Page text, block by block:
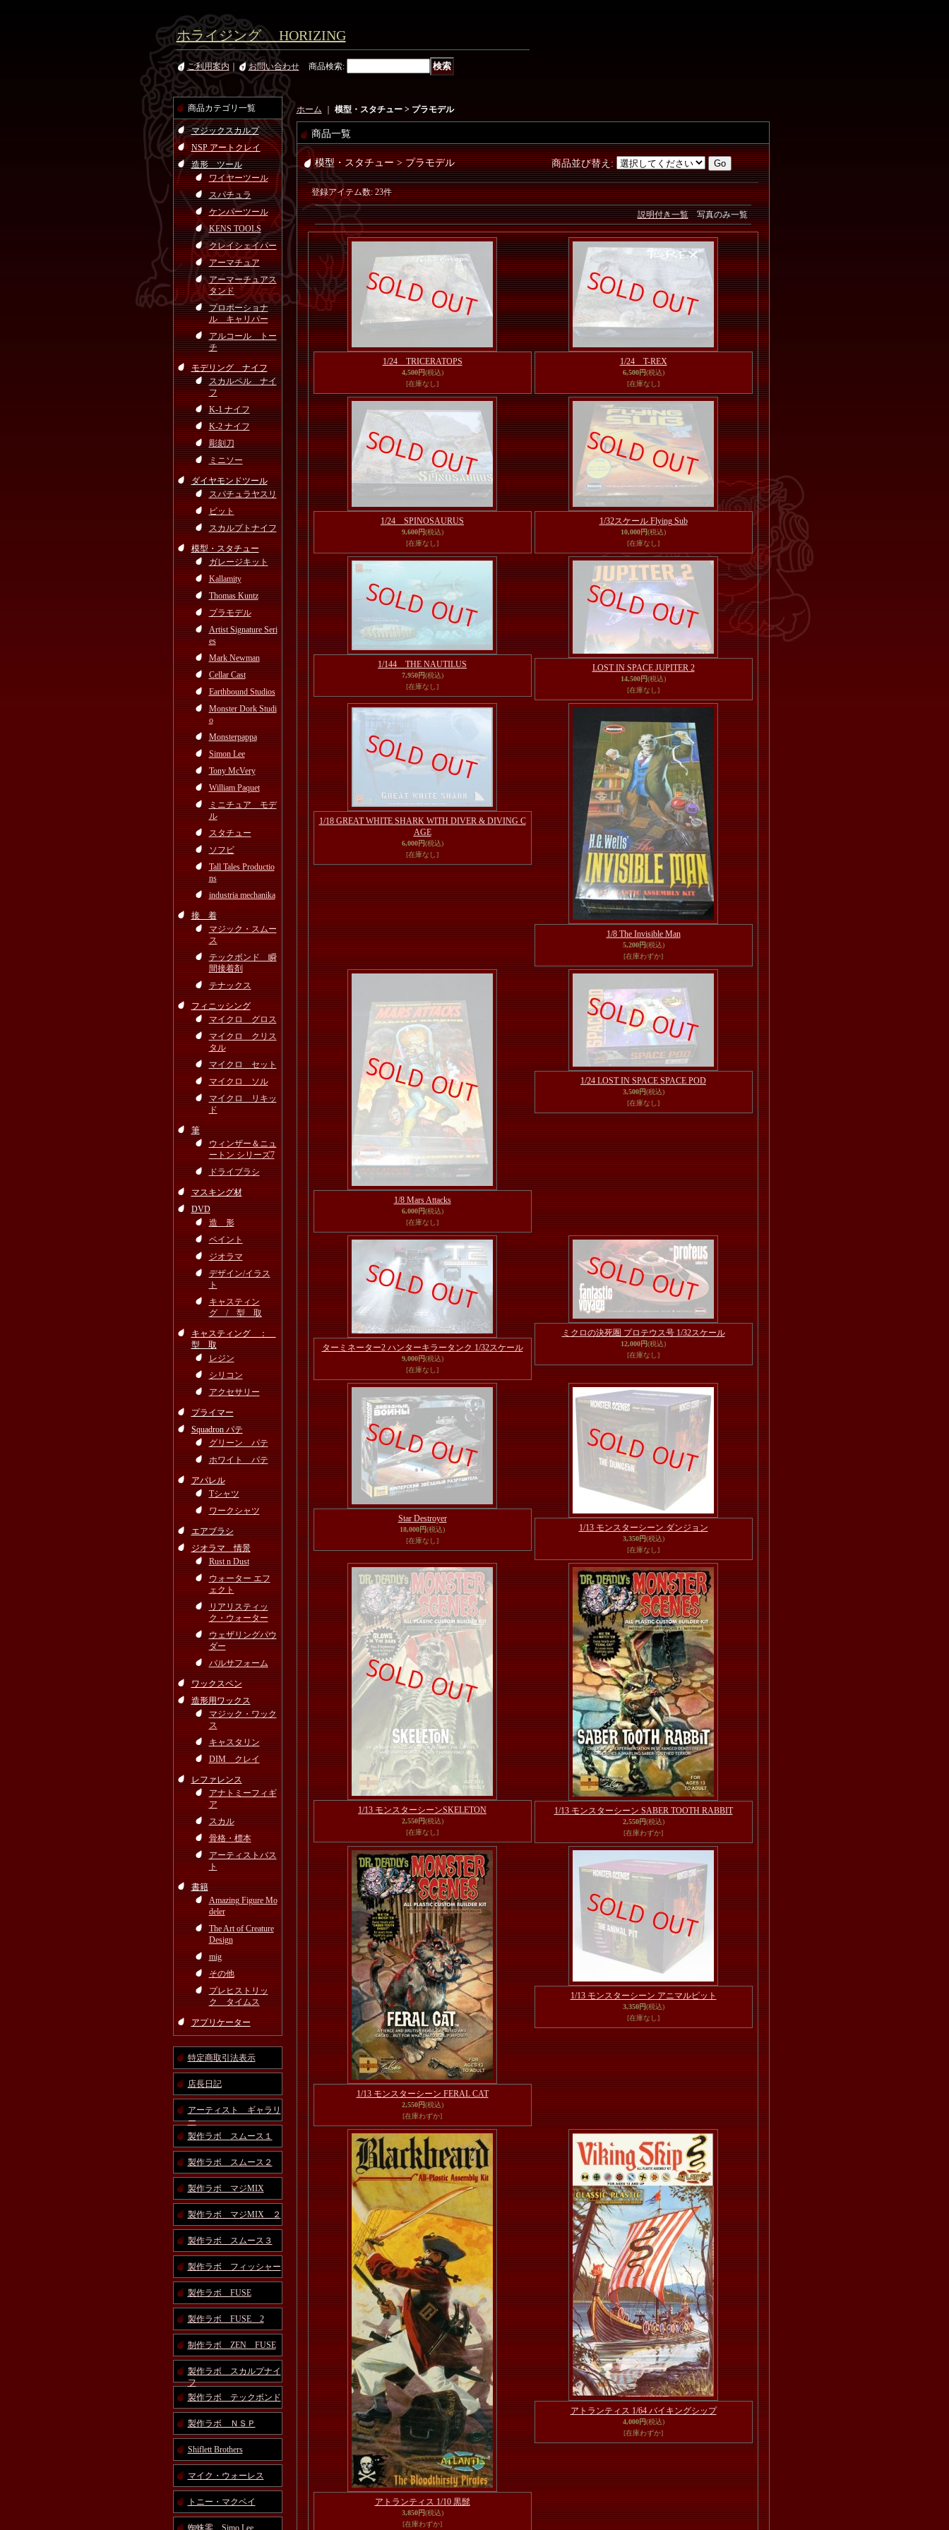
ホライジング HORIZING
ご利用案内 お問い合わせ 商品検索:
商品カテゴリ一覧
マジックスカルプ
NSP アートクレイ
造形 ツール
ワイヤーツール
スパチュラ
ケンパーツール
KENS TOOLS
クレイシェイパー
アーマチュア
アーマーチュアス
タンド
プロポーショナ
ル キャリパー
アルコール トー
チ
モデリング ナイフ
スカルペル ナイ
フ
K-1 ナイフ
K-2 ナイフ
彫刻刀
ミニソー
ダイヤモンドツール
スパチュラヤスリ
ビット
スカルプトナイフ
模型・スタチュー
ガレージキット
Kallamity
Thomas Kuntz
プラモデル
Artist Signature Seri
es
Mark Newman
Cellar Cast
Earthbound Studios
Monster Dork Studi
o
Monsterpappa
Simon Lee
Tony McVery
William Paquet
ミニチュア モデ
ル
スタチュー
ソフビ
Tall Tales Productio
ns
industria mechanika
接 着
マジック・スムー
ス
テックボンド 瞬
間接着剤
テナックス
フィニッシング
マイクロ グロス
マイクロ クリス
タル
マイクロ セット
マイクロ ソル
マイクロ リキッ
ド
筆
ウィンザー＆ニュ
ートン シリーズ7
ドライブラシ
マスキング材
DVD
造 形
ペイント
ジオラマ
デザイン/イラス
ト
キャスティン
グ / 型 取
キャスティング ：
型 取
レジン
シリコン
アクセサリー
プライマー
Squadron パテ
グリーン パテ
ホワイト パテ
アパレル
Tシャツ
ワークシャツ
エアブラシ
ジオラマ 情景
Rust n Dust
ウォーター エフ
ェクト
リアリスティッ
ク・ウォーター
ウェザリングパウ
ダー
バルサフォーム
ワックスペン
造形用ワックス
マジック・ワック
ス
キャスタリン
DIM クレイ
レファレンス
アナトミーフィギ
ア
スカル
骨格・標本
アーティストバス
ト
書籍
Amazing Figure Mo
deler
The Art of Creature
Design
mig
その他
プレヒストリッ
ク タイムス
アプリケーター
特定商取引法表示
店長日記
アーティスト ギャラリ
ー
製作ラボ スムース１
製作ラボ スムース２
製作ラボ マジMIX
製作ラボ マジMIX ２
製作ラボ スムース３
製作ラボ フィッシャー
製作ラボ FUSE
製作ラボ FUSE 2
制作ラボ ZEN FUSE
製作ラボ スカルプナイ
フ
製作ラボ テックボンド
製作ラボ ＮＳＰ
Shiflett Brothers
マイク・ウォーレス
トニー・マクベイ
蜘蛛零 Simo Lee
ホーム 模型・スタチュー > プラモデル
商品一覧
模型・スタチュー > プラモデル 商品並び替え:
登録アイテム数:23件
説明付き一覧写真のみ一覧
1/24 TRICERATOPS
4,500円(税込)
[在庫なし]
1/24 T-REX
6,500円(税込)
[在庫なし]
1/24 SPINOSAURUS
9,600円(税込)
[在庫なし]
1/32スケール Flying Sub
10,000円(税込)
[在庫なし]
1/144 THE NAUTILUS
7,950円(税込)
[在庫なし]
LOST IN SPACE JUPITER 2
14,500円(税込)
[在庫なし]
1/18 GREAT WHITE SHARK WITH DIVER & DIVING C
AGE
6,000円(税込)
[在庫なし]
1/8 The Invisible Man
5,200円(税込)
[在庫わずか]
1/8 Mars Attacks
6,000円(税込)
[在庫なし]
1/24 LOST IN SPACE SPACE POD
3,500円(税込)
[在庫なし]
ターミネーター2 ハンターキラータンク 1/32スケール
9,000円(税込)
[在庫なし]
ミクロの決死圏 プロテウス号 1/32スケール
12,000円(税込)
[在庫なし]
Star Destroyer
18,000円(税込)
[在庫なし]
1/13 モンスターシーン ダンジョン
3,350円(税込)
[在庫なし]
1/13 モンスターシーンSKELETON
2,550円(税込)
[在庫なし]
1/13 モンスターシーン SABER TOOTH RABBIT
2,550円(税込)
[在庫わずか]
1/13 モンスターシーン FERAL CAT
2,550円(税込)
[在庫わずか]
1/13 モンスターシーン アニマルピット
3,350円(税込)
[在庫なし]
アトランティス 1/10 黒髭
3,850円(税込)
[在庫わずか]
アトランティス 1/64 バイキングシップ
4,000円(税込)
[在庫わずか]